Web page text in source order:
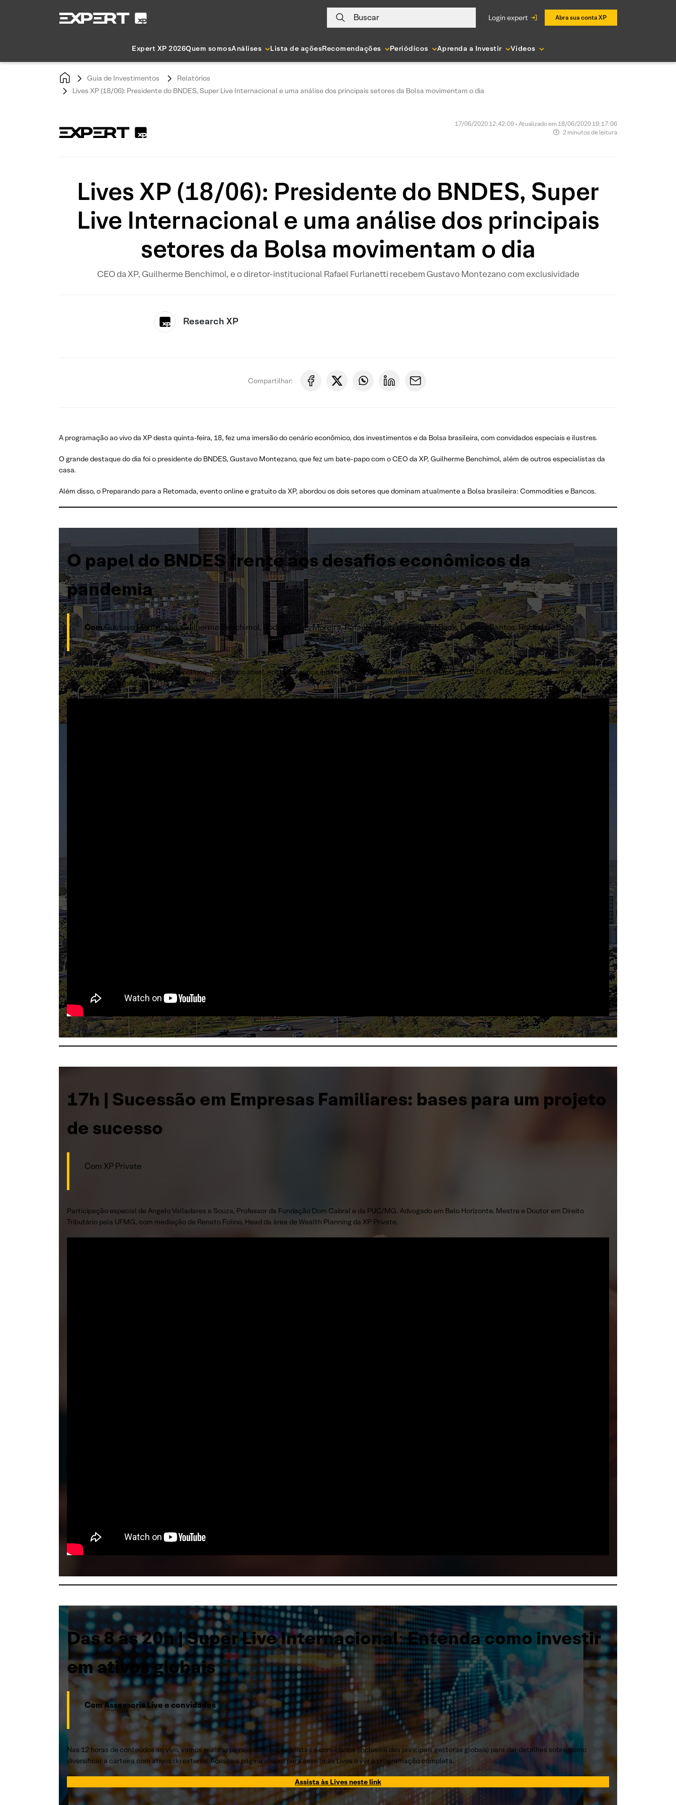
Buscar login expert Abra sua conta XP
Expert XP 2026Quem somosAnálises Lista de açõesRecomendações Periódicos Aprenda a Investir Vídeos
Guia de Investimentos
Relatórios
Lives XP (18/06): Presidente do BNDES, Super Live Internacional e uma análise dos principais setores da Bolsa movimentam o dia
17/06/2020 12:42:09 • Atualizado em 18/06/2020 19:17:06
2 minutos de leitura
Lives XP (18/06): Presidente do BNDES, Super
Live Internacional e uma análise dos principais
setores da Bolsa movimentam o dia
CEO da XP, Guilherme Benchimol, e o diretor-institucional Rafael Furlanetti recebem Gustavo Montezano com exclusividade
Research XP
Compartilhar:
A programação ao vivo da XP desta quinta-feira, 18, fez uma imersão do cenário econômico, dos investimentos e da Bolsa brasileira, com convidados especiais e ilustres.
O grande destaque do dia foi o presidente do BNDES, Gustavo Montezano, que fez um bate-papo com o CEO da XP, Guilherme Benchimol, além de outros especialistas da
casa.
Além disso, o Preparando para a Retomada, evento online e gratuito da XP, abordou os dois setores que dominam atualmente a Bolsa brasileira: Commodities e Bancos.
O papel do BNDES frente aos desafios econômicos da
pandemia
ComGustavo Montezano, Guilherme Benchimol, Rodrigo Elias Moreira, Rafael Furlanetti, Richard Back, Debora Santos, Rachel de Sá
Uma Live imperdível sobre o cenário político-econômico atual, com a presença ilustre de Gustavo Montezano, presidente do BNDES, o CEO da XP, Guilherme Benchimol,
além de outros especialistas da XP.
17h | Sucessão em Empresas Familiares: bases para um projeto
de sucesso
Com XP Private
Participação especial de Angelo Valladares e Souza, Professor da Fundação Dom Cabral e da PUC/MG. Advogado em Belo Horizonte. Mestre e Doutor em Direito
Tributário pela UFMG, com mediação de Renato Folino, Head da área de Wealth Planning da XP Private.
Das 8 às 20h | Super Live Internacional:Entenda como investir
em ativos globais
Com Assessoria Live e convidados
Nas 12 horas de conteúdos ao vivo, vamos realizar painéis com especialistas e convidados (inclusive das principais gestoras globais) para dar detalhes sobre como
diversificar a carteira com ativos do exterior. Acesse a página abaixo para assistir às Lives e ver a programação completa.
Assista às Lives neste link